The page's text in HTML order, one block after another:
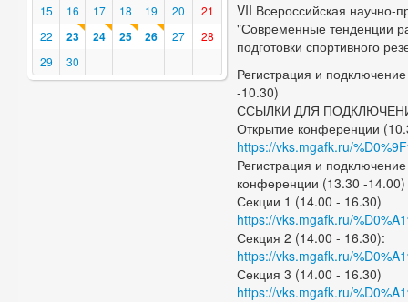
15
16 17 18 19 20
21
22
23 24 25 26 27
28
29
30
VII Всероссийская научно-
"Современные тенденции
подготовки спортивного
Регистрация и
-10.30)
ССЫЛКИ ДЛЯ
Открытие конференции
https://vks.mgafk.ru/
Регистрация и
конференции (13.30 -14.00)
Секции 1 (14.00 - 16.30)
https://vks.mgafk.ru/
Секция 2 (14.00 - 16.30):
https://vks.mgafk.ru/
Секция 3 (14.00 - 16.30)
https://vks.mgafk.ru/